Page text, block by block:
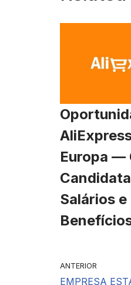
Europa —
Salários e
ANTERIOR
EMPRESA